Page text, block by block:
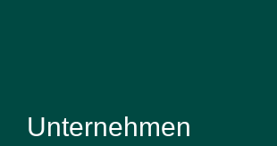
Unternehmen